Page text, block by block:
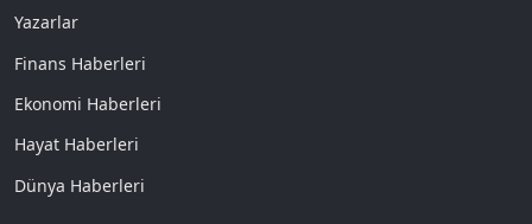
Yazarlar
Finans Haberleri
Ekonomi Haberleri
Hayat Haberleri
Dünya Haberleri